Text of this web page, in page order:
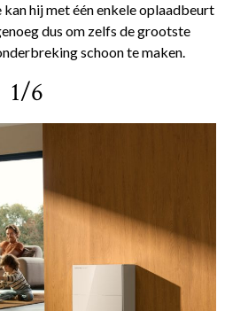
hij met één enkele oplaadbeurt
dus om zelfs de grootste
schoon te maken.
1/6